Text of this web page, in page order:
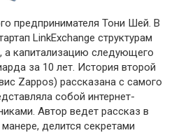
предпринимателя Тони Шей. В
LinkExchange структурам
а капитализацию следующего
за 10 лет. История второй
Zappos) рассказана с самого
собой интернет-
Автор ведет рассказ в
делится секретами